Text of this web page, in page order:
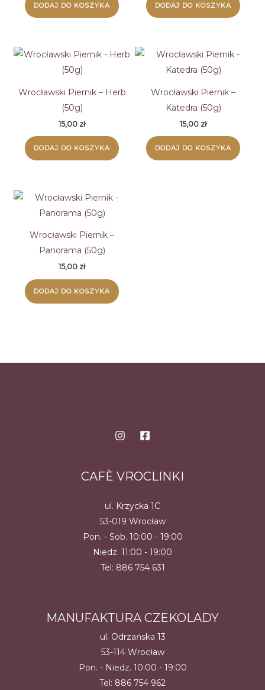
DODAJ DO KOSZYKA DODAJ DO KOSZYKA
Wrocławski Piernik – Herb
(50g)
15,00 zł
DODAJ DO KOSZYKA
Wrocławski Piernik –
Katedra (50g)
15,00 zł
DODAJ DO KOSZYKA
Wrocławski Piernik –
Panorama (50g)
15,00 zł
DODAJ DO KOSZYKA
CAFÈ VROCLINKI
ul. Krzycka 1C
53-019 Wrocław
Pon. - Sob. 10:00 - 19:00
Niedz. 11:00 - 19:00
Tel: 886 754 631
MANUFAKTURA CZEKOLADY
ul. Odrzańska 13
53-114 Wrocław
Pon. - Niedz. 10:00 - 19:00
Tel: 886 754 962